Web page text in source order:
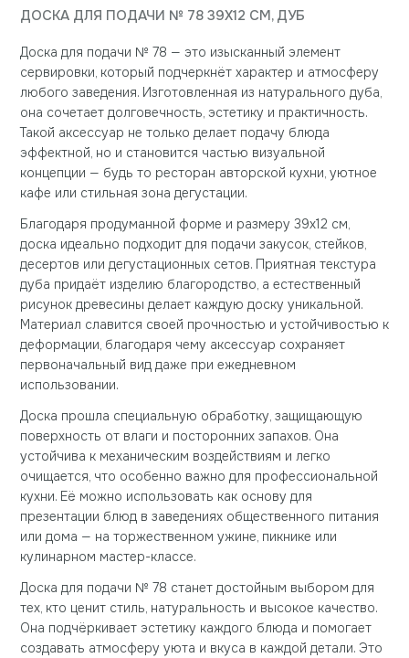
ДОСКА ДЛЯ ПОДАЧИ № 78 39Х12 СМ, ДУБ
Доска для подачи № 78 — это изысканный элемент
сервировки, который подчеркнёт характер и атмосферу
любого заведения. Изготовленная из натурального дуба,
она сочетает долговечность, эстетику и практичность.
Такой аксессуар не только делает подачу блюда
эффектной, но и становится частью визуальной
концепции — будь то ресторан авторской кухни, уютное
кафе или стильная зона дегустации.
Благодаря продуманной форме и размеру 39х12 см,
доска идеально подходит для подачи закусок, стейков,
десертов или дегустационных сетов. Приятная текстура
дуба придаёт изделию благородство, а естественный
рисунок древесины делает каждую доску уникальной.
Материал славится своей прочностью и устойчивостью к
деформации, благодаря чему аксессуар сохраняет
первоначальный вид даже при ежедневном
использовании.
Доска прошла специальную обработку, защищающую
поверхность от влаги и посторонних запахов. Она
устойчива к механическим воздействиям и легко
очищается, что особенно важно для профессиональной
кухни. Её можно использовать как основу для
презентации блюд в заведениях общественного питания
или дома — на торжественном ужине, пикнике или
кулинарном мастер-классе.
Доска для подачи № 78 станет достойным выбором для
тех, кто ценит стиль, натуральность и высокое качество.
Она подчёркивает эстетику каждого блюда и помогает
создавать атмосферу уюта и вкуса в каждой детали. Это